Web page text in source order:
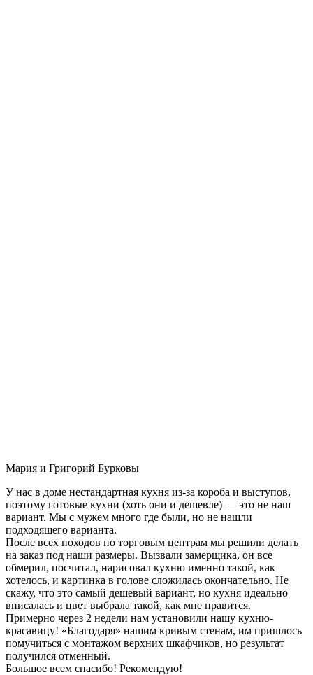
Мария и Григорий Бурковы
У нас в доме нестандартная кухня из-за короба и выступов,
поэтому готовые кухни (хоть они и дешевле) — это не наш
вариант. Мы с мужем много где были, но не нашли
подходящего варианта.
После всех походов по торговым центрам мы решили делать
на заказ под наши размеры. Вызвали замерщика, он все
обмерил, посчитал, нарисовал кухню именно такой, как
хотелось, и картинка в голове сложилась окончательно. Не
скажу, что это самый дешевый вариант, но кухня идеально
вписалась и цвет выбрала такой, как мне нравится.
Примерно через 2 недели нам установили нашу кухню-
красавицу! «Благодаря» нашим кривым стенам, им пришлось
помучиться с монтажом верхних шкафчиков, но результат
получился отменный.
Большое всем спасибо! Рекомендую!